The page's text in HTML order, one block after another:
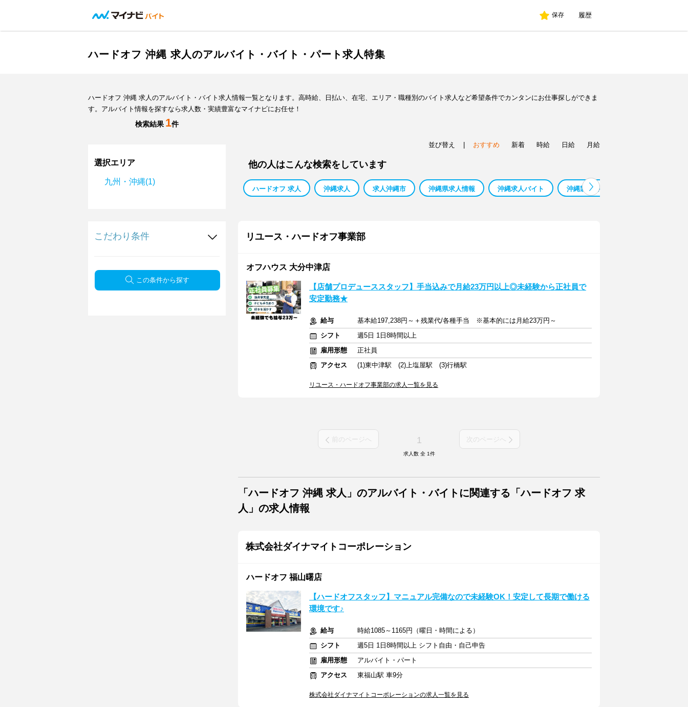
保存 履歴
ハードオフ 沖縄 求人のアルバイト・バイト・パート求人特集
ハードオフ 沖縄 求人のアルバイト・バイト求人情報一覧となります。高時給、日払い、在宅、エリア・職種別のバイト求人など希望条件でカンタンにお仕事探しができま
す。アルバイト情報を探すなら求人数・実績豊富なマイナビにお任せ！
検索結果 1件
選択エリア
九州・沖縄(1)
こだわり条件
この条件から探す
並び替え おすすめ 新着 時給 日給 月給
他の人はこんな検索をしています
ハードオフ 求人 沖縄求人 求人沖縄市 沖縄県求人情報 沖縄求人バイト 沖縄製粉 求人
リユース・ハードオフ事業部
オフハウス 大分中津店
【店舗プロデューススタッフ】手当込みで月給23万円以上◎未経験から正社員で
安定勤務★
給与
基本給197,238円～＋残業代/各種手当 ※基本的には月給23万円～
シフト
週5日 1日8時間以上
雇用形態
正社員
アクセス
(1)東中津駅 (2)上塩屋駅 (3)行橋駅
リユース・ハードオフ事業部の求人一覧を見る
前のページへ 1 次のページへ
求人数 全 1件
「ハードオフ 沖縄 求人」のアルバイト・バイトに関連する「ハードオフ 求
人」の求人情報
株式会社ダイナマイトコーポレーション
ハードオフ 福山曙店
【ハードオフスタッフ】マニュアル完備なので未経験OK！安定して長期で働ける
環境です♪
給与
時給1085～1165円（曜日・時間による）
シフト
週5日 1日8時間以上 シフト自由・自己申告
雇用形態
アルバイト・パート
アクセス
東福山駅 車9分
株式会社ダイナマイトコーポレーションの求人一覧を見る